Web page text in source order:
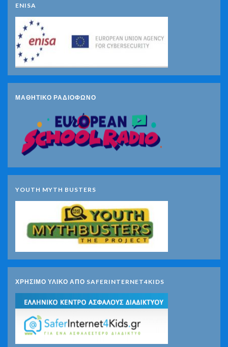
ENISA
ΜΑΘΗΤΙΚΟ ΡΑΔΙΟΦΩΝΟ
YOUTH MYTH BUSTERS
ΧΡΗΣΙΜΟ ΥΛΙΚΟ ΑΠΟ SAFERINTERNET4KIDS